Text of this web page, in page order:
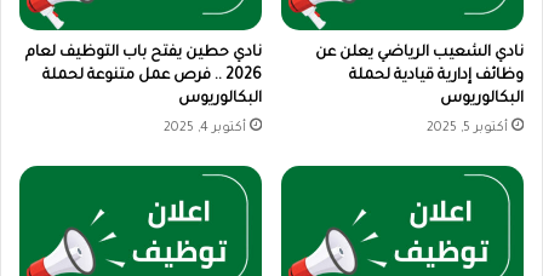
نادي الشعيب الرياضي يعلن عن
وظائف إدارية قيادية لحملة
البكالوريوس
أكتوبر 5, 2025
نادي حطين يفتح باب التوظيف لعام
2026 .. فرص عمل متنوعة لحملة
البكالوريوس
أكتوبر 4, 2025